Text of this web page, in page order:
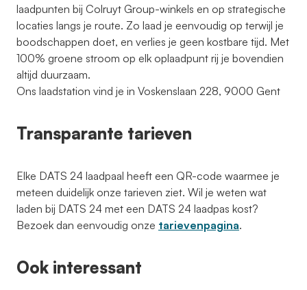
laadpunten bij Colruyt Group-winkels en op strategische
locaties langs je route. Zo laad je eenvoudig op terwijl je
boodschappen doet, en verlies je geen kostbare tijd. Met
100% groene stroom op elk oplaadpunt rij je bovendien
altijd duurzaam.
Ons laadstation vind je in Voskenslaan 228, 9000 Gent
Transparante tarieven
Elke DATS 24 laadpaal heeft een QR-code waarmee je
meteen duidelijk onze tarieven ziet. Wil je weten wat
laden bij DATS 24 met een DATS 24 laadpas kost?
Bezoek dan eenvoudig onze tarievenpagina.
Ook interessant